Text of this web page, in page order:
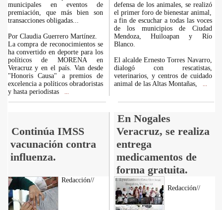
municipales en eventos de
premiación, que más bien son
transacciones obligadas...
Por Claudia Guerrero Martínez.
La compra de reconocimientos se
ha convertido en deporte para los
políticos de MORENA en
Veracruz y en el país. Van desde
"Honoris Causa" a premios de
excelencia a políticos obradoristas
y hasta periodistas
defensa de los animales, se realizó
el primer foro de bienestar animal,
a fin de escuchar a todas las voces
de los municipios de Ciudad
Mendoza, Huiloapan y Río
Blanco.
El alcalde Ernesto Torres Navarro,
dialogó con rescatistas,
veterinarios, y centros de cuidado
animal de las Altas Montañas,
Continúa IMSS
vacunación contra
influenza.
En Nogales
Veracruz, se realiza
entrega
medicamentos de
forma gratuita.
Redacción//
Redacción//